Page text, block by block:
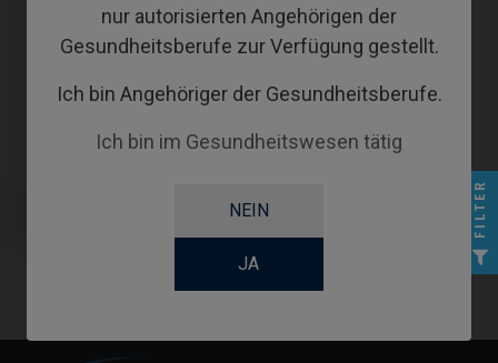
nur autorisierten Angehörigen der
Gesundheitsberufe zur Verfügung gestellt.
Ich bin Angehöriger der Gesundheitsberufe.
Ich bin im Gesundheitswesen tätig
NEIN
JA
FILTER